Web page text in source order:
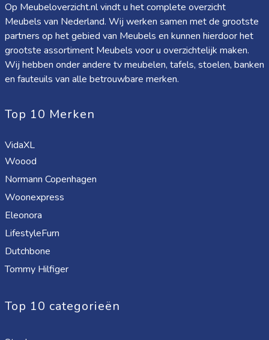
Op Meubeloverzicht.nl vindt u het complete overzicht
Meubels van Nederland. Wij werken samen met de grootste
partners op het gebied van Meubels en kunnen hierdoor het
grootste assortiment Meubels voor u overzichtelijk maken.
Wij hebben onder andere tv meubelen, tafels, stoelen, banken
en fauteuils van alle betrouwbare merken.
Top 10 Merken
VidaXL
Woood
Normann Copenhagen
Woonexpress
Eleonora
LifestyleFurn
Dutchbone
Tommy Hilfiger
Top 10 categorieën